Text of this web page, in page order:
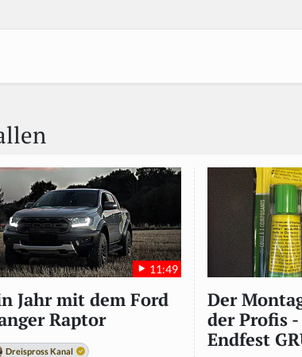
11:49
Jahr mit dem Ford
Raptor
Dreispross Kanal
Der
der Profis -
Endfest